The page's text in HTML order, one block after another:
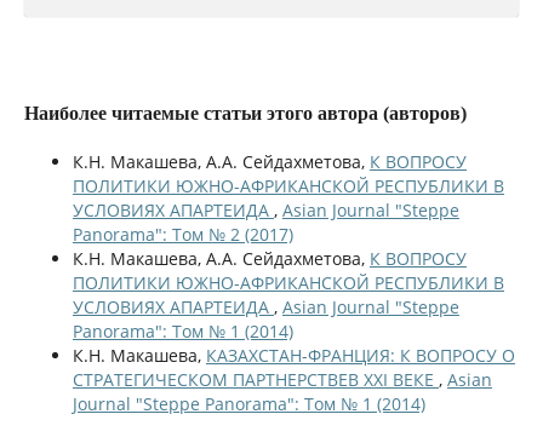
Наиболее читаемые статьи этого автора (авторов)
К.Н. Макашева, А.А. Сейдахметова, К ВОПРОСУ
ПОЛИТИКИ ЮЖНО-АФРИКАНСКОЙ РЕСПУБЛИКИ В
УСЛОВИЯХ АПАРТЕИДА , Asian Journal "Steppe
Panorama": Том № 2 (2017)
К.Н. Макашева, А.А. Сейдахметова, К ВОПРОСУ
ПОЛИТИКИ ЮЖНО-АФРИКАНСКОЙ РЕСПУБЛИКИ В
УСЛОВИЯХ АПАРТЕИДА , Asian Journal "Steppe
Panorama": Том № 1 (2014)
К.Н. Макашева, КАЗАХСТАН-ФРАНЦИЯ: К ВОПРОСУ О
СТРАТЕГИЧЕСКОМ ПАРТНЕРСТВЕВ ХХІ ВЕКЕ , Asian
Journal "Steppe Panorama": Том № 1 (2014)